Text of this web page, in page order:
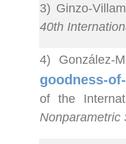
3) Ginzo-
40th
4) González-
goodness-
of the
Nonparametric